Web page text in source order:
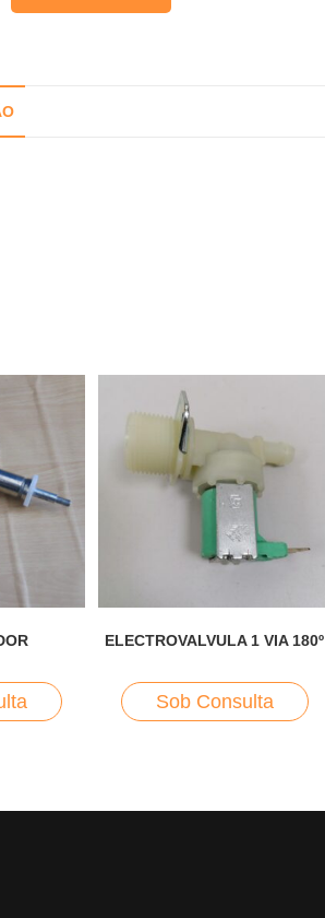
ELECTROVALVULA 1 VIA 180º
Sob Consulta